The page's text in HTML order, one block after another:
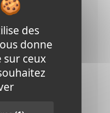
des
donne
sur ceux
- 6 volts